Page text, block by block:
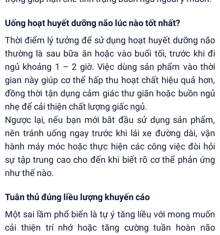
Uống hoạt huyết dưỡng não lúc nào tốt nhất?
Thời điểm lý tưởng để sử dụng hoạt huyết dưỡng não
thường là sau bữa ăn hoặc vào buổi tối, trước khi đi
ngủ khoảng 1 – 2 giờ. Việc dùng sản phẩm vào thời
gian này giúp cơ thể hấp thu hoạt chất hiệu quả hơn,
đồng thời tận dụng cảm giác thư giãn hoặc buồn ngủ
nhẹ để cải thiện chất lượng giấc ngủ.
Ngược lại, nếu bạn mới bắt đầu sử dụng sản phẩm,
nên tránh uống ngay trước khi lái xe đường dài, vận
hành máy móc hoặc thực hiện các công việc đòi hỏi
sự tập trung cao cho đến khi biết rõ cơ thể phản ứng
như thế nào.
Tuân thủ đúng liều lượng khuyến cáo
Một sai lầm phổ biến là tự ý tăng liều với mong muốn
cải thiện trí nhớ hoặc tăng cường tuần hoàn não